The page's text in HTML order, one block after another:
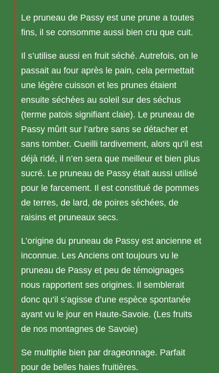
Le pruneau de Passy est une prune a toutes
fins, il se consomme aussi bien cru que cuit.
Il s’utilise aussi en fruit séché. Autrefois, on le
passait au four après le pain, cela permettait
une légère cuisson et les prunes étaient
ensuite séchées au soleil sur des séchus
(terme patois signifiant claie). Le pruneau de
Passy mûrit sur l’arbre sans se détacher et
sans tomber. Cueilli tardivement, alors qu’il est
déjà ridé, il n’en sera que meilleur et bien plus
sucré. Le pruneau de Passy était aussi utilisé
pour le farcement. Il est constitué de pommes
de terres, de lard, de poires séchées, de
raisins et pruneaux secs.
L’origine du pruneau de Passy est ancienne et
inconnue. Les Anciens ont toujours vu le
pruneau de Passy et peu de témoignages
nous rapportent ses origines. Il semblerait
donc qu’il s’agisse d’une espèce spontanée
ayant vu le jour en Haute-Savoie. (Les fruits
de nos montagnes de Savoie)
Se multiplie bien par drageonnage. Parfait
pour de belles haies fruitières.